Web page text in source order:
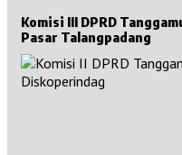
Komisi III DPRD
Pasar Talangpadang